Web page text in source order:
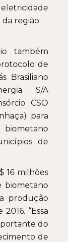
região.
também
de
Brasiliano
S/A
CSO
para
de
16 milhões
biometano
produção
“Essa
do
de